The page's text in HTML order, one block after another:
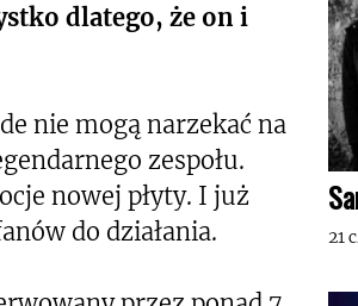
dlatego, że on i
nie mogą narzekać na
zespołu.
nowej płyty. I już
do działania.
21